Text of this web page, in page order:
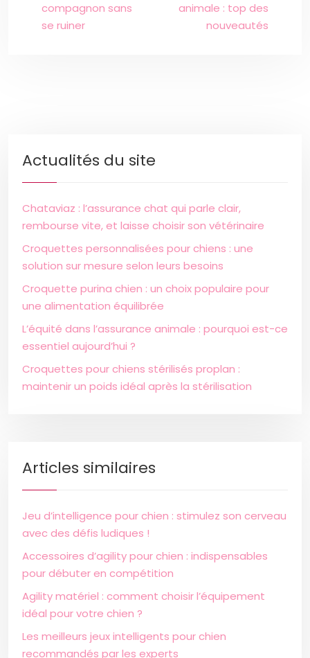
compagnon sans
se ruiner
animale : top des
nouveautés
Actualités du site
Chataviaz : l’assurance chat qui parle clair,
rembourse vite, et laisse choisir son vétérinaire
Croquettes personnalisées pour chiens : une
solution sur mesure selon leurs besoins
Croquette purina chien : un choix populaire pour
une alimentation équilibrée
L’équité dans l’assurance animale : pourquoi est-ce
essentiel aujourd’hui ?
Croquettes pour chiens stérilisés proplan :
maintenir un poids idéal après la stérilisation
Articles similaires
Jeu d’intelligence pour chien : stimulez son cerveau
avec des défis ludiques !
Accessoires d’agility pour chien : indispensables
pour débuter en compétition
Agility matériel : comment choisir l’équipement
idéal pour votre chien ?
Les meilleurs jeux intelligents pour chien
recommandés par les experts